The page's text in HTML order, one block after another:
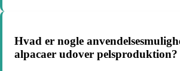
Hvad er nogle
alpacaer udover pelsproduktion?